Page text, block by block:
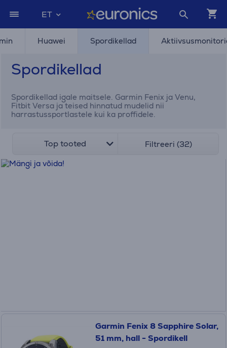
ET
Huawei Spordikellad
Spordikellad
Spordikellad igale maitsele. Garmin Fenix ja Venu,
Fitbit Versa ja teised hinnatud mudelid nii
harrastussportlastele kui ka proffidele.
Top tooted Filtreeri (32)
Garmin Fenix 8 Sapphire Solar,
51 mm, hall - Spordikell